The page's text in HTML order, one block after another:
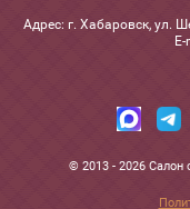
Адрес: г. Хабаровск, ул.
Е-
© 2013 - 2026 Салон